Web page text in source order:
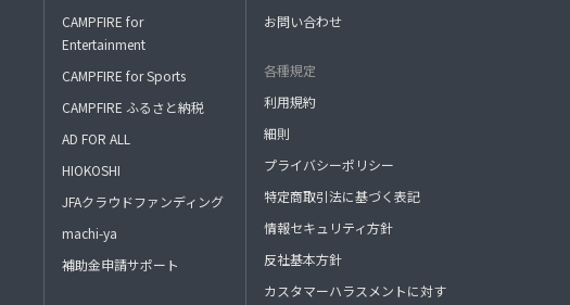
CAMPFIRE for
Entertainment
CAMPFIRE for Sports
CAMPFIRE ふるさと納税
AD FOR ALL
HIOKOSHI
JFAクラウドファンディング
machi-ya
補助金申請サポート
お問い合わせ
各種規定
利用規約
細則
プライバシーポリシー
特定商取引法に基づく表記
情報セキュリティ方針
反社基本方針
カスタマーハラスメントに対す